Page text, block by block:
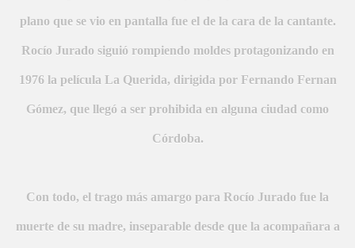
plano que se vio en pantalla fue el de la cara de la cantante.
Rocío Jurado siguió rompiendo moldes protagonizando en
1976 la película La Querida, dirigida por Fernando Fernan
Gómez, que llegó a ser prohibida en alguna ciudad como
Córdoba.
Con todo, el trago más amargo para Rocío Jurado fue la
muerte de su madre, inseparable desde que la acompañara a